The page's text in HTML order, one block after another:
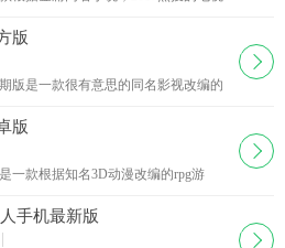
度还原了小说中的剧情，3Dunity引擎
江湖
版
版是一款很有意思的同名影视改编的
神兽战群雄，坐骑系统，香轮宝座闯
网暑
下载
版
一款根据知名3D动漫改编的rpg游
留下的规则看似公平异常，但是星球
玩家扮演
下载
手机最新版
下载